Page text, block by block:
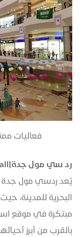
فعاليات
رد سي مول جدة|Red sea mall
يُعد ردسي مول جدة
البحرية للمدينة،
مبتكرة في موقع
بالقرب من أبرز